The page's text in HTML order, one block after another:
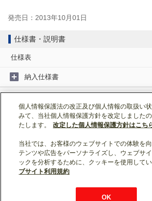
発売日：2013年10月01日
仕様書・説明書
仕様表
納入仕様書
据付工事説明書
ペ
表示モード：
ウェブサイト利用規約
お問い合わせ
個人情報保護法の改正及び個人情報の取扱い
みて、当社個人情報保護方針を改定しました
たします。
改定した個人情報保護方針はこち
当社では、お客様のウェブサイトでの体験を
テンツや広告をパーソナライズし、ウェブサ
ックを分析するために、クッキーを使用してい
ブサイト利用規約
OK